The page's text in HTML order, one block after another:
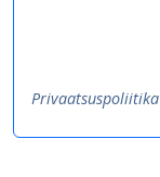
Privaatsuspoliitika